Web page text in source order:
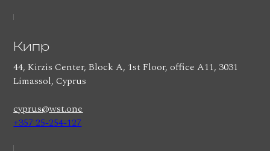
Кипр
44, Kirzis Center, Block A, 1st Floor, office A11, 3031
Limassol, Cyprus
cyprus@wst.one
+357 25-254-127